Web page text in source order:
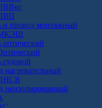
и провод монтажный
оптический
судовой
нагревательный
неизолированный